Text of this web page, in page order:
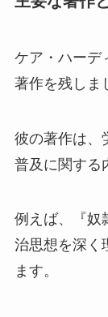
ケア・ハーデ
著作を残しま
彼の著作は、
普及に関する
例えば、『奴
治思想を深く
ます。